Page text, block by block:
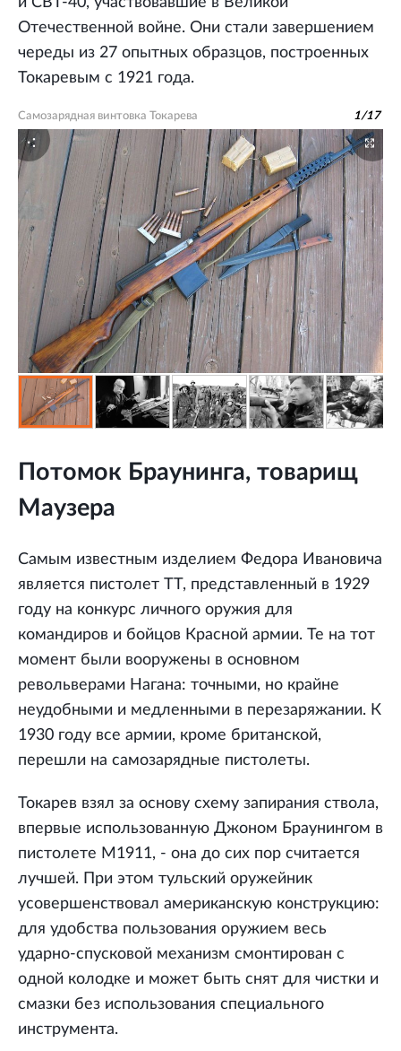
Отечественной войне. Они стали завершением
череды из 27 опытных образцов, построенных
Токаревым с 1921 года.
Самозарядная винтовка Токарева 1/17
Потомок Браунинга, товарищ
Маузера
Самым известным изделием Федора Ивановича
является пистолет ТТ, представленный в 1929
году на конкурс личного оружия для
командиров и бойцов Красной армии. Те на тот
момент были вооружены в основном
револьверами Нагана: точными, но крайне
неудобными и медленными в перезаряжании. К
1930 году все армии, кроме британской,
перешли на самозарядные пистолеты.
Токарев взял за основу схему запирания ствола,
впервые использованную Джоном Браунингом в
пистолете М1911, - она до сих пор считается
лучшей. При этом тульский оружейник
усовершенствовал американскую конструкцию:
для удобства пользования оружием весь
ударно-спусковой механизм смонтирован с
одной колодке и может быть снят для чистки и
смазки без использования специального
инструмента.